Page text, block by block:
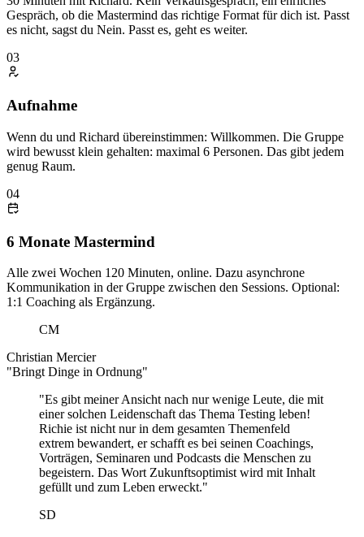
Gespräch, ob die Mastermind das richtige Format für dich ist. Passt
es nicht, sagst du Nein. Passt es, geht es weiter.
03
Aufnahme
Wenn du und Richard übereinstimmen: Willkommen. Die Gruppe
wird bewusst klein gehalten: maximal 6 Personen. Das gibt jedem
genug Raum.
04
6 Monate Mastermind
Alle zwei Wochen 120 Minuten, online. Dazu asynchrone
Kommunikation in der Gruppe zwischen den Sessions. Optional:
1:1 Coaching als Ergänzung.
CM
Christian Mercier
"Bringt Dinge in Ordnung"
"Es gibt meiner Ansicht nach nur wenige Leute, die mit
einer solchen Leidenschaft das Thema Testing leben!
Richie ist nicht nur in dem gesamten Themenfeld
extrem bewandert, er schafft es bei seinen Coachings,
Vorträgen, Seminaren und Podcasts die Menschen zu
begeistern. Das Wort Zukunftsoptimist wird mit Inhalt
gefüllt und zum Leben erweckt."
SD